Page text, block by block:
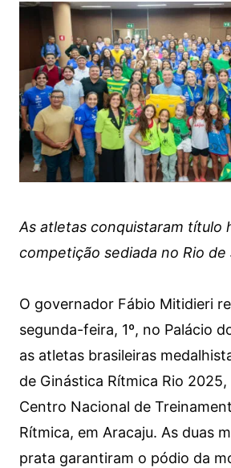
As atletas conquistaram título
competição sediada no Rio de
O governador Fábio Mitidieri
segunda-feira, 1º, no Palácio
as atletas brasileiras
de Ginástica Rítmica Rio
Centro Nacional de
Rítmica, em Aracaju. As duas
prata garantiram o pódio da